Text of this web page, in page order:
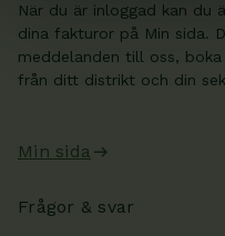
När du är inloggad kan du
dina fakturor på Min sida.
meddelanden till oss,
från ditt distrikt och din
Min sida
Frågor & svar